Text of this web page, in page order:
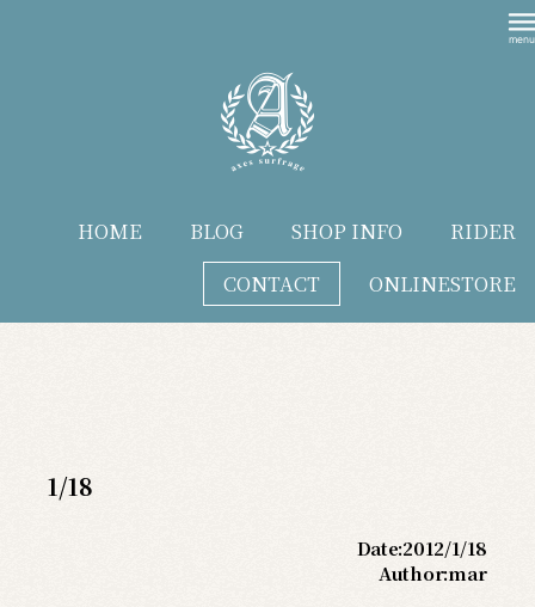
HOME BLOG SHOP INFO
RIDER
CONTACT
ONLINESTORE
1/18
Date:2012/1/18
Author:mar